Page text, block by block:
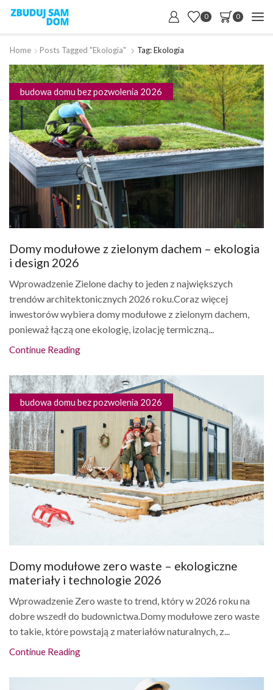
0 0
Home Posts Tagged "ekologia" Tag: Ekologia
budowa domu bez pozwolenia 2026
Domy modułowe z zielonym dachem – ekologia
i design 2026
Wprowadzenie Zielone dachy to jeden z największych
trendów architektonicznych 2026 roku.Coraz więcej
inwestorów wybiera domy modułowe z zielonym dachem,
ponieważ łączą one ekologię, izolację termiczną...
Continue Reading
budowa domu bez pozwolenia 2026
Domy modułowe zero waste – ekologiczne
materiały i technologie 2026
Wprowadzenie Zero waste to trend, który w 2026 roku na
dobre wszedł do budownictwa.Domy modułowe zero waste
to takie, które powstają z materiałów naturalnych, z...
Continue Reading